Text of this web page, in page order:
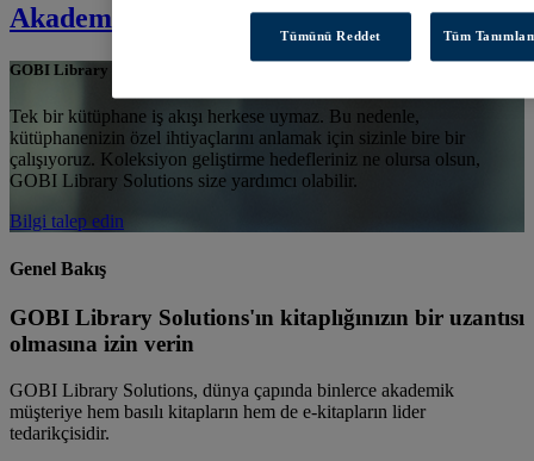
Akademik Kütüphaneler
GOBI Library Solutions
Tek bir kütüphane iş akışı herkese uymaz. Bu nedenle,
kütüphanenizin özel ihtiyaçlarını anlamak için sizinle bire bir
çalışıyoruz. Koleksiyon geliştirme hedefleriniz ne olursa olsun,
GOBI Library Solutions size yardımcı olabilir.
Bilgi talep edin
Genel Bakış
GOBI Library Solutions'ın kitaplığınızın bir uzantısı
olmasına izin verin
GOBI Library Solutions, dünya çapında binlerce akademik
müşteriye hem basılı kitapların hem de e-kitapların lider
tedarikçisidir.
Tümünü Reddet Tüm